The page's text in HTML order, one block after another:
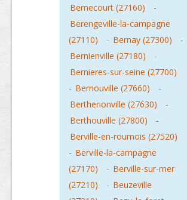
Bemecourt (27160)
-
Berengeville-la-campagne
(27110)
- Bernay (27300)
-
Bernienville (27180)
-
Bernieres-sur-seine (27700)
- Bernouville (27660)
-
Berthenonville (27630)
-
Berthouville (27800)
-
Berville-en-roumois (27520)
- Berville-la-campagne
(27170)
- Berville-sur-mer
(27210)
- Beuzeville